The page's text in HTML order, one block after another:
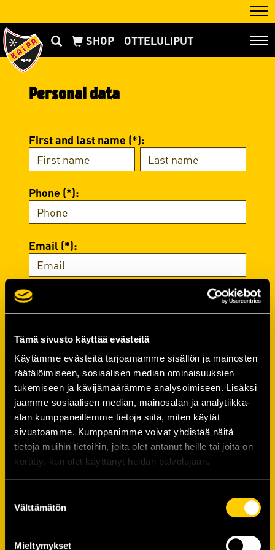
Tämä sivusto käyttää evästeitä
Käytämme evästeitä tarjoamamme sisällön ja mainosten
räätälöimiseen, sosiaalisen median ominaisuuksien
tukemiseen ja kävijämäärämme analysoimiseen. Lisäksi
jaamme sosiaalisen median, mainosalan ja analytiikka-
alan kumppaneillemme tietoja siitä, miten käytät
sivustoamme. Kumppanimme voivat yhdistää näitä
tietoja muihin tietoihin, joita olet antanut heille tai joita on
kerätty, kun olet käyttänyt heidän palvelujaan.
valinta
Välttämätön
Mieltymykset
OTTELULIPUT
Personal data
First and last name (*):
Phone (*):
Email (*):
Password
Password (*):
Confirm password (*):
Contact information